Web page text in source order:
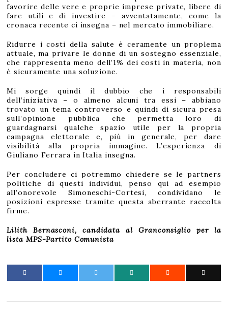
favorire delle vere e proprie imprese private, libere di
fare utili e di investire – avventatamente, come la
cronaca recente ci insegna – nel mercato immobiliare.
Ridurre i costi della salute è ceramente un proplema
attuale, ma privare le donne di un sostegno essenziale,
che rappresenta meno dell’1% dei costi in materia, non
è sicuramente una soluzione.
Mi sorge quindi il dubbio che i responsabili
dell’iniziativa – o almeno alcuni tra essi – abbiano
trovato un tema controverso e quindi di sicura presa
sull’opinione pubblica che permetta loro di
guardagnarsi qualche spazio utile per la propria
campagna elettorale e, più in generale, per dare
visibilità alla propria immagine. L’esperienza di
Giuliano Ferrara in Italia insegna.
Per concludere ci potremmo chiedere se le partners
politiche di questi individui, penso qui ad esempio
all’onorevole Simoneschi-Cortesi, condividano le
posizioni espresse tramite questa aberrante raccolta
firme.
Lilith Bernasconi, candidata al Granconsiglio per la
lista MPS-Partito Comunista